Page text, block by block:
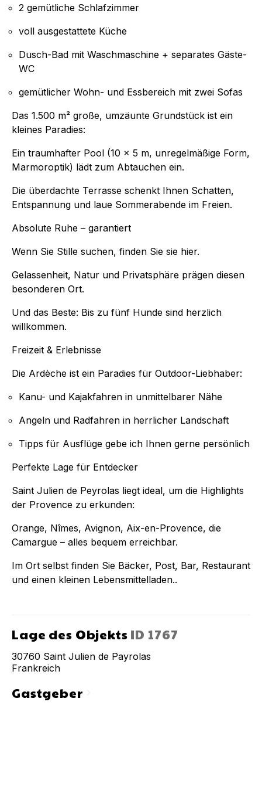
2 gemütliche Schlafzimmer
voll ausgestattete Küche
Dusch-Bad mit Waschmaschine + separates Gäste-
WC
gemütlicher Wohn- und Essbereich mit zwei Sofas
Das 1.500 m² große, umzäunte Grundstück ist ein
kleines Paradies:
Ein traumhafter Pool (10 x 5 m, unregelmäßige Form,
Marmoroptik) lädt zum Abtauchen ein.
Die überdachte Terrasse schenkt Ihnen Schatten,
Entspannung und laue Sommerabende im Freien.
Absolute Ruhe – garantiert
Wenn Sie Stille suchen, finden Sie sie hier.
Gelassenheit, Natur und Privatsphäre prägen diesen
besonderen Ort.
Und das Beste: Bis zu fünf Hunde sind herzlich
willkommen.
Freizeit & Erlebnisse
Die Ardèche ist ein Paradies für Outdoor-Liebhaber:
Kanu- und Kajakfahren in unmittelbarer Nähe
Angeln und Radfahren in herrlicher Landschaft
Tipps für Ausflüge gebe ich Ihnen gerne persönlich
Perfekte Lage für Entdecker
Saint Julien de Peyrolas liegt ideal, um die Highlights
der Provence zu erkunden:
Orange, Nîmes, Avignon, Aix-en-Provence, die
Camargue – alles bequem erreichbar.
Im Ort selbst finden Sie Bäcker, Post, Bar, Restaurant
und einen kleinen Lebensmittelladen..
Lage des Objekts ID 1767
30760 Saint Julien de Payrolas
Frankreich
Gastgeberchevron_right